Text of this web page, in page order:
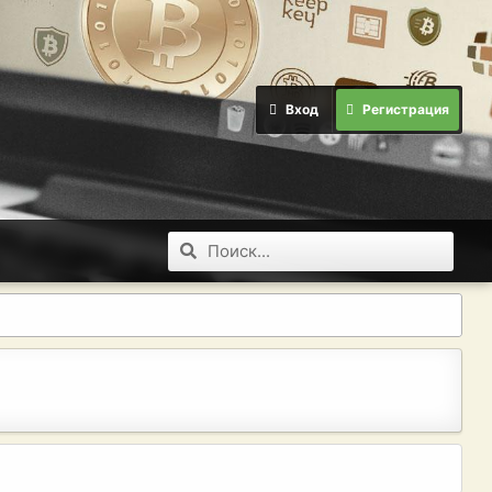
Вход Регистрация